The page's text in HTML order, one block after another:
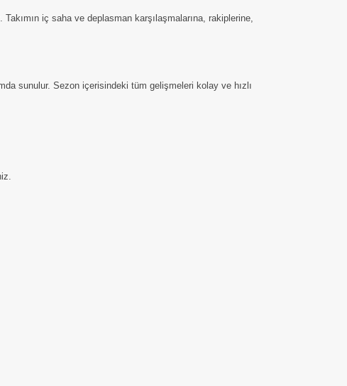
iç saha ve deplasman karşılaşmalarına, rakiplerine,
sunulur. Sezon içerisindeki tüm gelişmeleri kolay ve hızlı